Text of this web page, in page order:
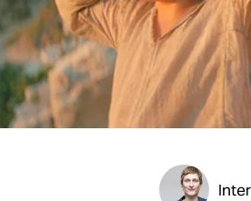
shop
fragen & hilfe
unterstützen
abo